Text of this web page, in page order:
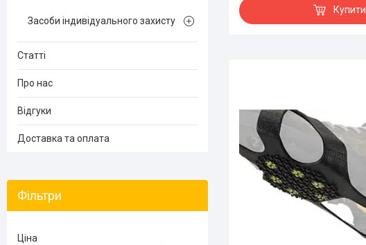
Купити
Засоби індивідуального захисту
Статті
Про нас
Відгуки
Доставка та оплата
Фільтри
Ціна